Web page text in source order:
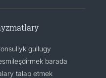
gullugy
barada
talap etmek